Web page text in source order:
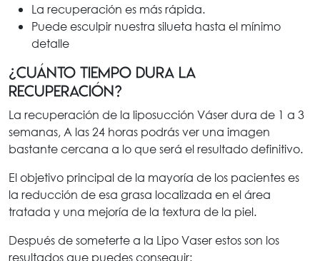
La recuperación es más rápida.
Puede esculpir nuestra silueta hasta el mínimo
detalle
¿Cuánto tiempo dura la
recuperación?
La recuperación de la liposucción Váser dura de 1 a 3
semanas, A las 24 horas podrás ver una imagen
bastante cercana a lo que será el resultado definitivo.
El objetivo principal de la mayoría de los pacientes es
la reducción de esa grasa localizada en el área
tratada y una mejoría de la textura de la piel.
Después de someterte a la Lipo Vaser estos son los
resultados que puedes conseguir: